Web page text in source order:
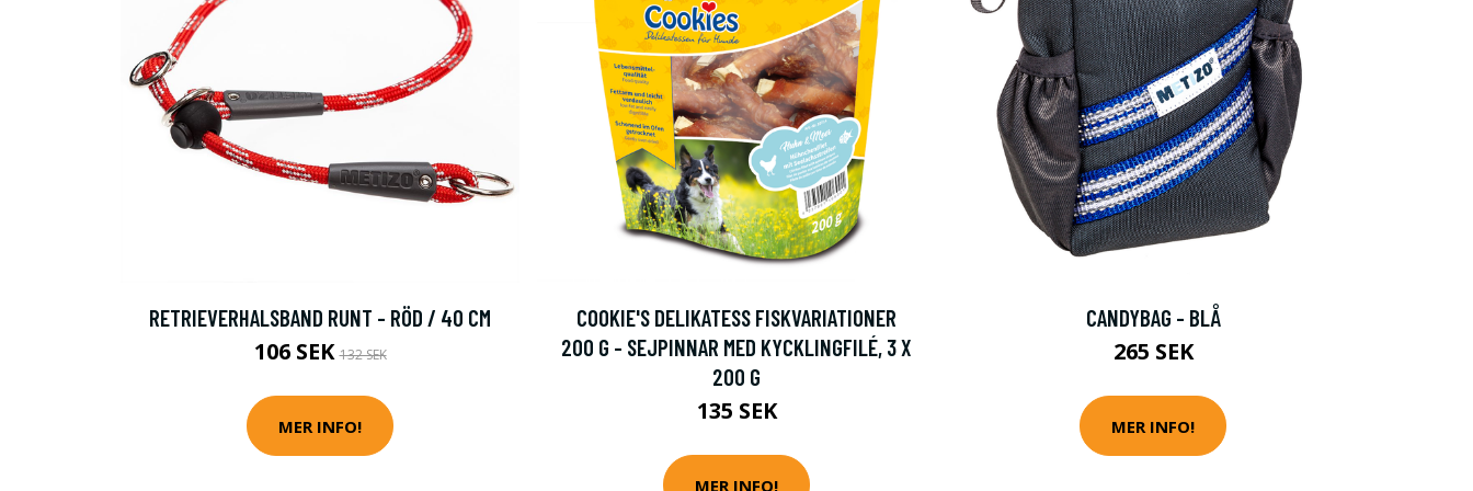
RETRIEVERHALSBAND RUNT - RÖD / 40 CM
106 SEK132 SEK
MER INFO!
COOKIE'S DELIKATESS FISKVARIATIONER
200 G - SEJPINNAR MED KYCKLINGFILÉ, 3 X
200 G
135 SEK
MER INFO!
CANDYBAG - BLÅ
265 SEK
MER INFO!